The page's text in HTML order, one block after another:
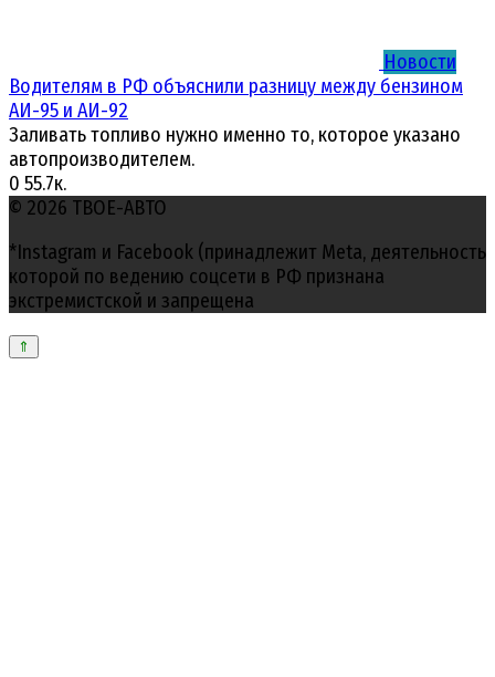
Новости
Водителям в РФ объяснили разницу между бензином
АИ-95 и АИ-92
Заливать топливо нужно именно то, которое указано
автопроизводителем.
0 55.7к.
© 2026 ТВОЕ-АВТО
*Instagram и Facebook (принадлежит Meta, деятельность
которой по ведению соцсети в РФ признана
экстремистской и запрещена